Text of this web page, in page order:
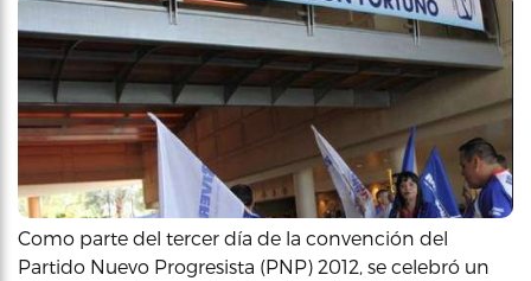
Como parte del tercer día de la convención del
Partido Nuevo Progresista (PNP) 2012, se celebró un